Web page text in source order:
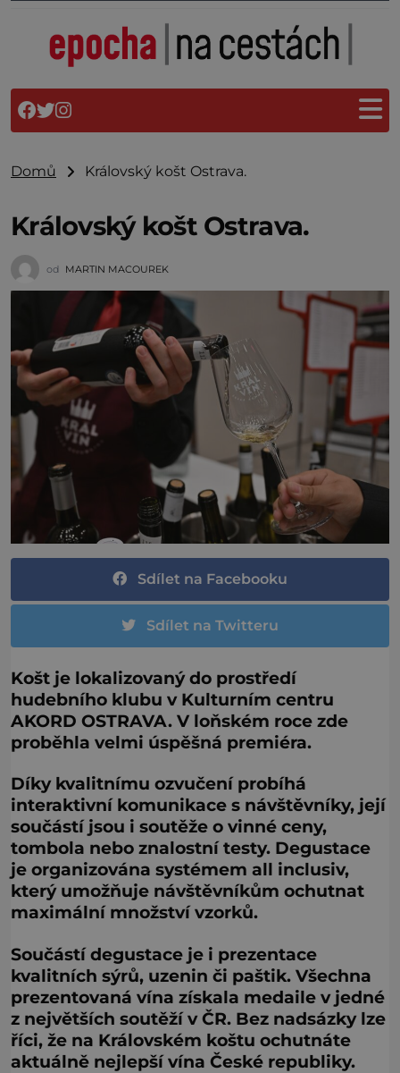
Domů Královský košt Ostrava.
Královský košt Ostrava.
od MARTIN MACOUREK
Sdílet na Facebooku
Sdílet na Twitteru
Košt je lokalizovaný do prostředí
hudebního klubu v Kulturním centru
AKORD OSTRAVA. V loňském roce zde
proběhla velmi úspěšná premiéra.
Díky kvalitnímu ozvučení probíhá
interaktivní komunikace s návštěvníky, její
součástí jsou i soutěže o vinné ceny,
tombola nebo znalostní testy. Degustace
je organizována systémem all inclusiv,
který umožňuje návštěvníkům ochutnat
maximální množství vzorků.
Součástí degustace je i prezentace
kvalitních sýrů, uzenin či paštik. Všechna
prezentovaná vína získala medaile v jedné
z největších soutěží v ČR. Bez nadsázky lze
říci, že na Královském koštu ochutnáte
aktuálně nejlepší vína České republiky.